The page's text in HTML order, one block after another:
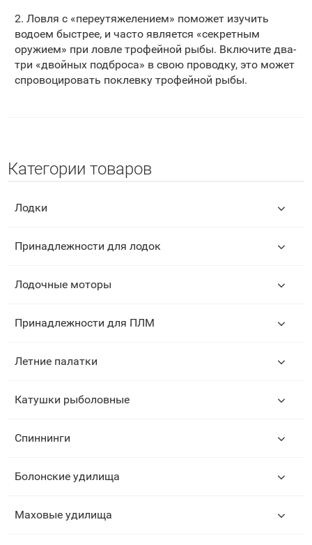
2. Ловля с «переутяжелением» поможет изучить
водоем быстрее, и часто является «секретным
оружием» при ловле трофейной рыбы. Включите два-
три «двойных подброса» в свою проводку, это может
спровоцировать поклевку трофейной рыбы.
Категории товаров
Лодки
Принадлежности для лодок
Лодочные моторы
Принадлежности для ПЛМ
Летние палатки
Катушки рыболовные
Спиннинги
Болонские удилища
Маховые удилища